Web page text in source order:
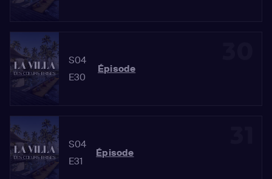
S04
E30
Épisode
S04
E31
Épisode